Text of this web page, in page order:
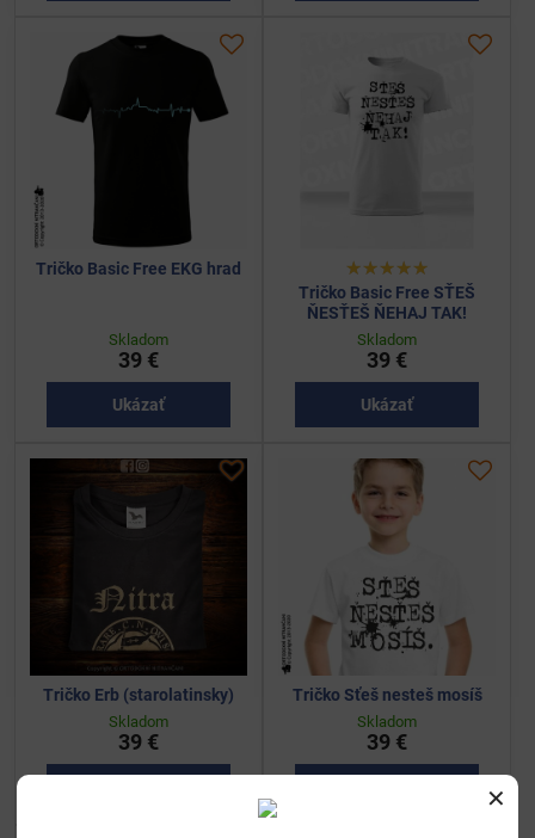
Tričko Basic Free EKG hrad
Skladom
39 €
Ukázať
Tričko Basic Free SŤEŠ
ŇESŤEŠ ŇEHAJ TAK!
Skladom
39 €
Ukázať
Tričko Erb (starolatinsky)
Skladom
39 €
Tričko Sťeš nesteš mosíš
Skladom
39 €
✕